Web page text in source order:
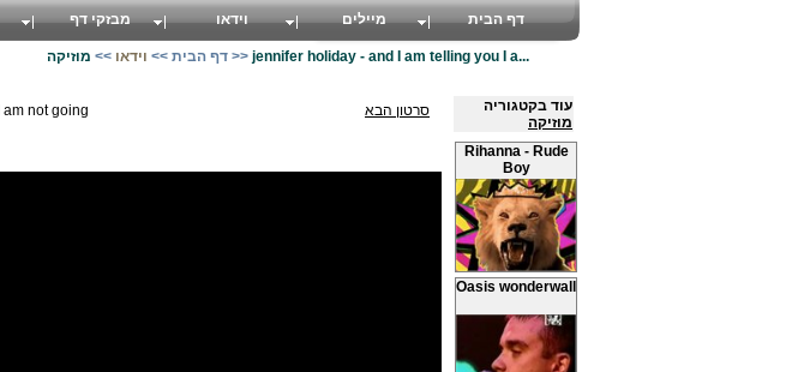
not going סרטון הבא
עוד בקטגוריה
מוזיקה
Rihanna - Rude
Boy
Oasis wonderwall
דף הבית מיילים וידאו מבזקי דף
דף הבית >> וידאו >> מוזיקה >> jennifer holiday - and I am telling you I a...